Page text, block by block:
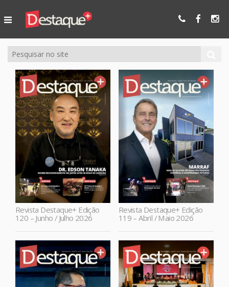
Online
Revista Destaque+ Edição
120 – Junho / Julho 2026
Revista Destaque+ Edição
119 – Abril / Maio 2026